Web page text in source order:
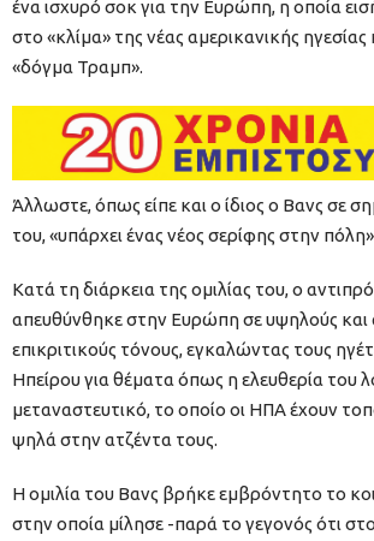
ένα ισχυρό σοκ για την Ευρώπη, η οποία
στο «κλίμα» της νέας αμερικανικής
«δόγμα Τραμπ».
Άλλωστε, όπως είπε και ο ίδιος ο Βανς σε
του, «υπάρχει ένας νέος σερίφης στην
Κατά τη διάρκεια της ομιλίας του, ο
απευθύνθηκε στην Ευρώπη σε υψηλούς
επικριτικούς τόνους, εγκαλώντας τους
Ηπείρου για θέματα όπως η ελευθερία του
μεταναστευτικό, το οποίο οι ΗΠΑ έχουν
ψηλά στην ατζέντα τους.
Η ομιλία του Βανς βρήκε εμβρόντητο το
στην οποία μίλησε -παρά το γεγονός ότι